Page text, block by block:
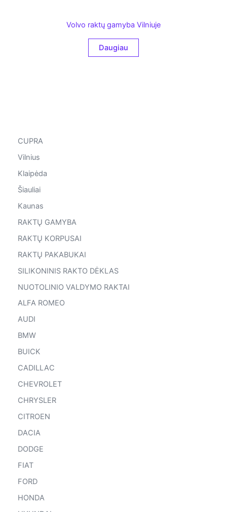
CUPRA
Vilnius
Klaipėda
Šiauliai
Kaunas
RAKTŲ GAMYBA
RAKTŲ KORPUSAI
RAKTŲ PAKABUKAI
SILIKONINIS RAKTO DĖKLAS
NUOTOLINIO VALDYMO RAKTAI
ALFA ROMEO
AUDI
BMW
BUICK
CADILLAC
CHEVROLET
CHRYSLER
CITROEN
DACIA
DODGE
FIAT
FORD
HONDA
Volvo raktų gamyba Vilniuje
Daugiau